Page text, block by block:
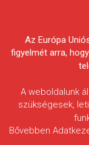
Az Európa
figyelmét arra,
A weboldalunk
szükségesek,
Bővebben